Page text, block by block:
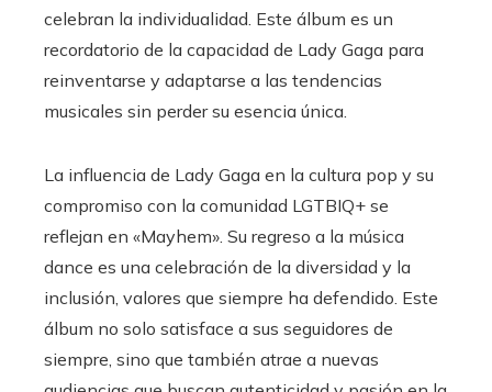
celebran la individualidad. Este álbum es un
recordatorio de la capacidad de Lady Gaga para
reinventarse y adaptarse a las tendencias
musicales sin perder su esencia única. ​
La influencia de Lady Gaga en la cultura pop y su
compromiso con la comunidad LGTBIQ+ se
reflejan en «Mayhem». Su regreso a la música
dance es una celebración de la diversidad y la
inclusión, valores que siempre ha defendido. Este
álbum no solo satisface a sus seguidores de
siempre, sino que también atrae a nuevas